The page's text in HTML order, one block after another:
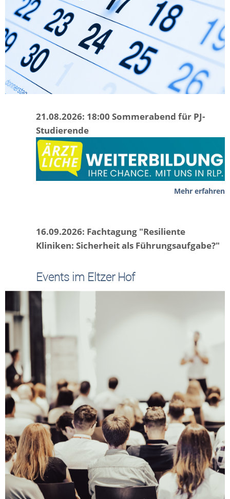
21.08.2026: 18:00 Sommerabend für PJ-
Studierende
Mehr erfahren
16.09.2026: Fachtagung "Resiliente
Kliniken: Sicherheit als Führungsaufgabe?"
Events im Eltzer Hof